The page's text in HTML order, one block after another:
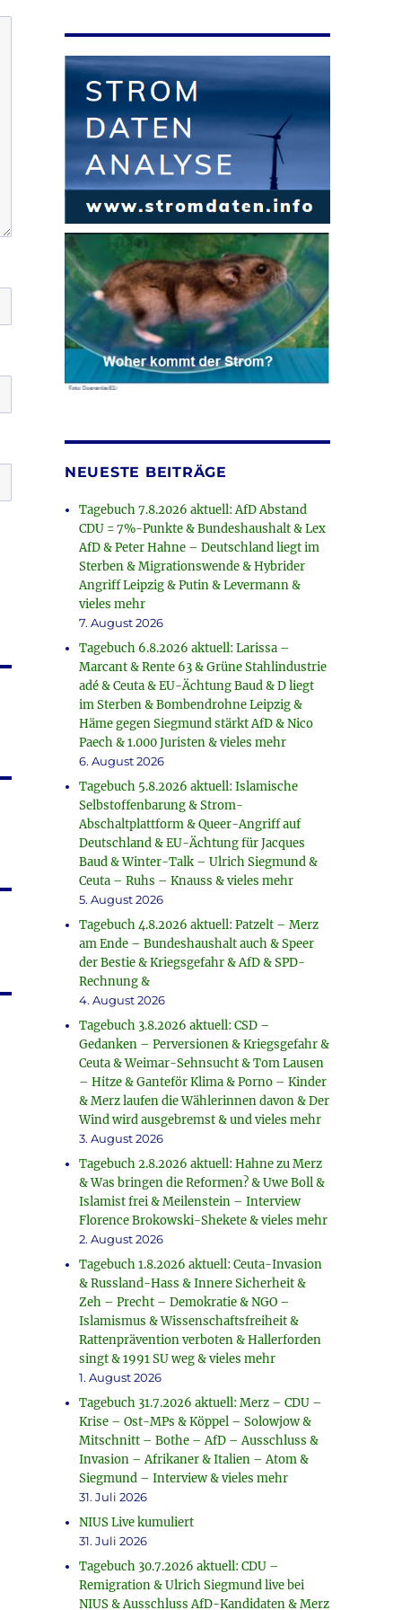
NEUESTE BEITRÄGE
Tagebuch 7.8.2026 aktuell: AfD Abstand
CDU = 7%-Punkte & Bundeshaushalt & Lex
AfD & Peter Hahne – Deutschland liegt im
Sterben & Migrationswende & Hybrider
Angriff Leipzig & Putin & Levermann &
vieles mehr
7. August 2026
Tagebuch 6.8.2026 aktuell: Larissa –
Marcant & Rente 63 & Grüne Stahlindustrie
adé & Ceuta & EU-Ächtung Baud & D liegt
im Sterben & Bombendrohne Leipzig &
Häme gegen Siegmund stärkt AfD & Nico
Paech & 1.000 Juristen & vieles mehr
6. August 2026
Tagebuch 5.8.2026 aktuell: Islamische
Selbstoffenbarung & Strom-
Abschaltplattform & Queer-Angriff auf
Deutschland & EU-Ächtung für Jacques
Baud & Winter-Talk – Ulrich Siegmund &
Ceuta – Ruhs – Knauss & vieles mehr
5. August 2026
Tagebuch 4.8.2026 aktuell: Patzelt – Merz
am Ende – Bundeshaushalt auch & Speer
der Bestie & Kriegsgefahr & AfD & SPD-
Rechnung &
4. August 2026
Tagebuch 3.8.2026 aktuell: CSD –
Gedanken – Perversionen & Kriegsgefahr &
Ceuta & Weimar-Sehnsucht & Tom Lausen
– Hitze & Ganteför Klima & Porno – Kinder
& Merz laufen die Wählerinnen davon & Der
Wind wird ausgebremst & und vieles mehr
3. August 2026
Tagebuch 2.8.2026 aktuell: Hahne zu Merz
& Was bringen die Reformen? & Uwe Boll &
Islamist frei & Meilenstein – Interview
Florence Brokowski-Shekete & vieles mehr
2. August 2026
Tagebuch 1.8.2026 aktuell: Ceuta-Invasion
& Russland-Hass & Innere Sicherheit &
Zeh – Precht – Demokratie & NGO –
Islamismus & Wissenschaftsfreiheit &
Rattenprävention verboten & Hallerforden
singt & 1991 SU weg & vieles mehr
1. August 2026
Tagebuch 31.7.2026 aktuell: Merz – CDU –
Krise – Ost-MPs & Köppel – Solowjow &
Mitschnitt – Bothe – AfD – Ausschluss &
Invasion – Afrikaner & Italien – Atom &
Siegmund – Interview & vieles mehr
31. Juli 2026
NIUS Live kumuliert
31. Juli 2026
Tagebuch 30.7.2026 aktuell: CDU –
Remigration & Ulrich Siegmund live bei
NIUS & Ausschluss AfD-Kandidaten & Merz